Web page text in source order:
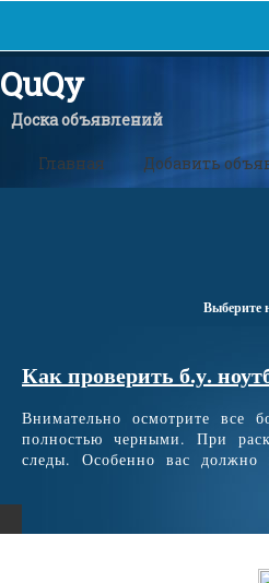
QuQy
Доска объявлений
Главная
Добавить
Выберите
Как проверить б.у.
Внимательно осмотрите
полностью черными. При
следы. Особенно вас должно